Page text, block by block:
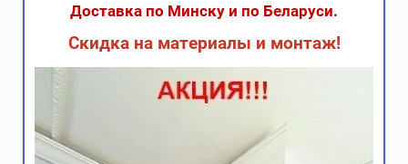
Доставка по Минску и по Беларуси.
Скидка на материалы и монтаж!